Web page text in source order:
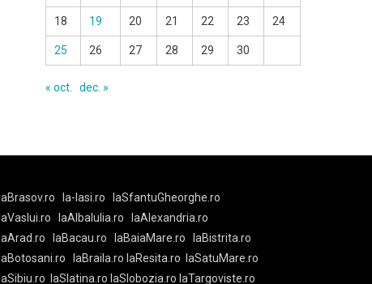
18 19 20 21 22 23 24
25 26 27 28 29 30
« oct. dec. »
laBrasov.ro la-Iasi.ro
laSfantuGheorghe.ro
laVaslui.ro
laAlbaIulia.ro
laAlexandria.ro
laArad.ro
laBacau.ro laBaiaMare.ro
laBistrita.ro
laBotosani.ro
laBraila.ro laResita.ro
laSatuMare.ro
laSibiu.ro
laSlatina.ro laSlobozia.ro laTargoviste.ro